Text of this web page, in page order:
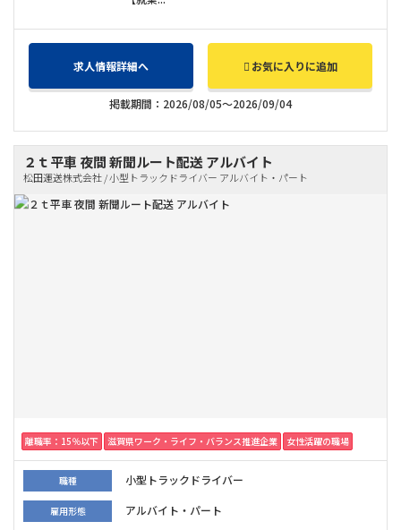
求人情報詳細へ お気に入りに追加
掲載期間：2026/08/05～2026/09/04
２ｔ平車 夜間 新聞ルート配送 アルバイト
松田運送株式会社 / 小型トラックドライバー アルバイト・パート
離職率：15％以下 滋賀県ワーク・ライフ・バランス推進企業 女性活躍の職場
職種 小型トラックドライバー
雇用形態 アルバイト・パート